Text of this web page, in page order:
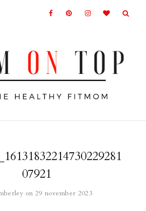
07921
on 29 november 2023